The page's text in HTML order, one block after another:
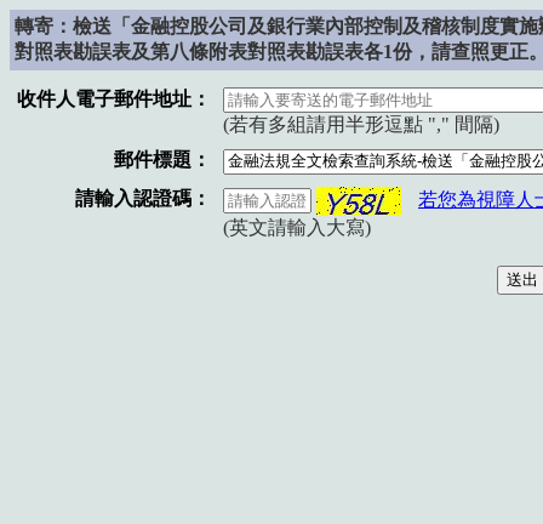
轉寄：檢送「金融控股公司及銀行業內部控制及稽核制度實
對照表勘誤表及第八條附表對照表勘誤表各1份，請查照更正
收件人電子郵件地址：
(若有多組請用半形逗點 "," 間隔)
郵件標題：
請輸入認證碼：
若您為視障人
(英文請輸入大寫)